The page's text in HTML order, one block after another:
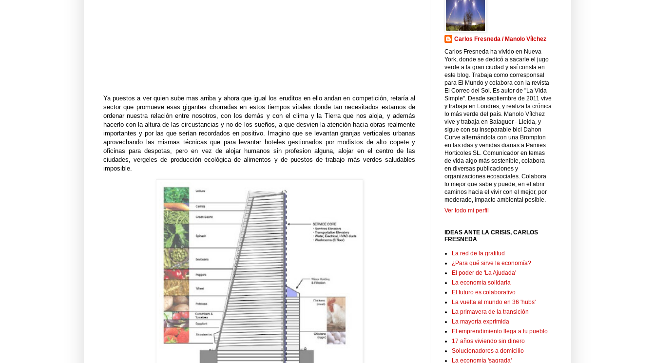
Ya puestos a ver quien sube mas arriba y ahora que igual los eruditos en ello andan en competición, retaría al
sector que promueve esas gigantes chorradas en estos tiempos vitales donde tan necesitados estamos de
ordenar nuestra relación entre nosotros, con los demás y con el clima y la Tierra que nos aloja, y además
hacerlo con la altura de las circustancias y no de los sueños, a que desvien la atención hacia obras realmente
importantes y por las que serían recordados en positivo. Imagino que se levantan granjas verticales urbanas
aprovechando las mismas técnicas que para levantar hoteles gestionados por modistos de alto copete y
oficinas para despotas, pero en vez de alojar humanos sin profesion alguna, alojar en el centro de las
ciudades, vergeles de producción ecológica de alimentos y de puestos de trabajo más verdes saludables
imposible.
Carlos Fresneda / Manolo Vílchez
Carlos Fresneda ha vivido en Nueva
York, donde se dedicó a sacarle el jugo
verde a la gran ciudad y así consta en
este blog. Trabaja como corresponsal
para El Mundo y colabora con la revista
El Correo del Sol. Es autor de "La Vida
Simple". Desde septiembre de 2011 vive
y trabaja en Londres, y realiza la crónica
lo más verde del país. Manolo Vílchez
vive y trabaja en Balaguer - Lleida, y
sigue con su inseparable bici Dahon
Curve alternándola con una Brompton
en las idas y venidas diarias a Pamies
Horticoles SL. Comunicador en temas
de vida algo más sostenible, colabora
en diversas publicaciones y
organizaciones ecosociales. Colabora
lo mejor que sabe y puede, en el abrir
caminos hacia el vivir con el mejor, por
moderado, impacto ambiental posible.
Ver todo mi perfil
IDEAS ANTE LA CRISIS, CARLOS
FRESNEDA
La red de la gratitud
¿Para qué sirve la economía?
El poder de 'La Ajudada'
La economía solidaria
El futuro es colaborativo
La vuelta al mundo en 36 'hubs'
La primavera de la transición
La mayoría exprimida
El emprendimiento llega a tu pueblo
17 años viviendo sin dinero
Solucionadores a domicilio
La economía 'sagrada'